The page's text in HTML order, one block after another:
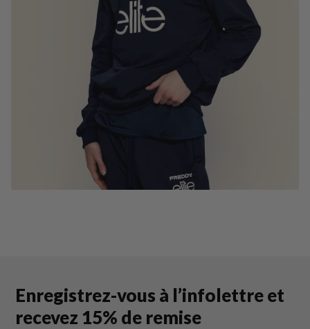
Enregistrez-vous à l’infolettre et
recevez 15% de remise